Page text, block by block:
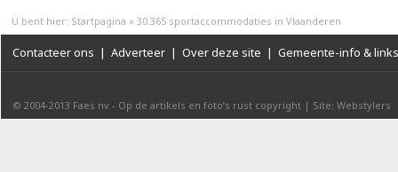
U bent hier: Startpagina » 30.365 sportaccommodaties in Vlaanderen
Contacteer ons | Adverteer | Over deze site | Gemeente-info & links
© 2004-2013 Faes nv - Op de artikels en foto’s rust copyright | Site: Webstylers